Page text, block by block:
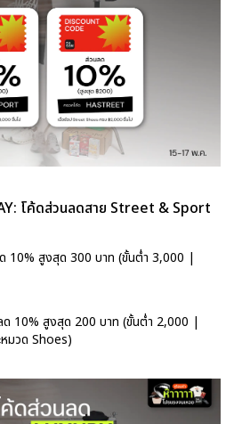
โค้ดส่วนลดสาย Street & Sport
10% สูงสุด 300 บาท (ขั้นต่ำ 3,000 |
ด 10% สูงสุด 200 บาท (ขั้นต่ำ 2,000 |
มวด Shoes)